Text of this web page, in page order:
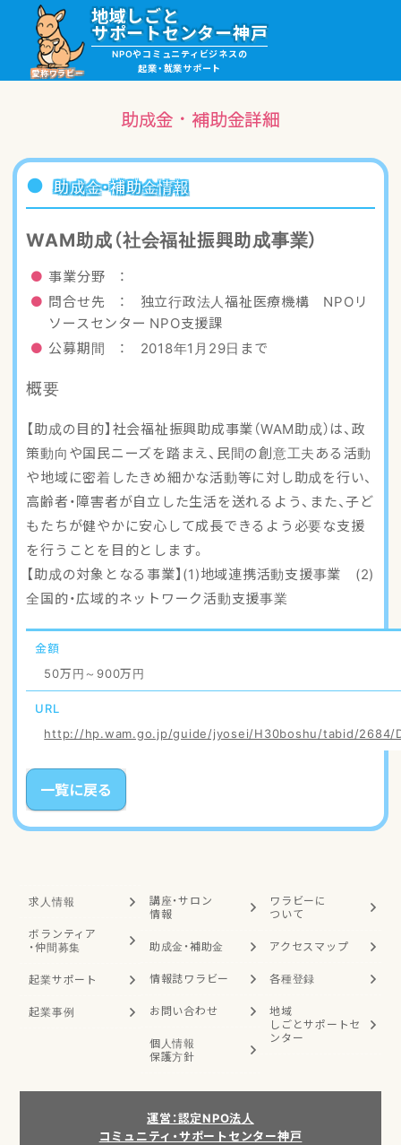
愛称ワラビー
地域しごと
サポートセンター神戸
NPOやコミュニティビジネスの
起業・就業サポート
就職・ボランティア情報
助成金・補助金情報
ご登録・お問い合わせ
助成金・補助金詳細
助成金・補助金情報
WAM助成（社会福祉振興助成事業）
事業分野 ：
問合せ先 ： 独立行政法人福祉医療機構 NPOリ
ソースセンター NPO支援課
公募期間 ： 2018年1月29日まで
概要
【助成の目的】社会福祉振興助成事業（WAM助成）は、政
策動向や国民ニーズを踏まえ、民間の創意工夫ある活動
や地域に密着したきめ細かな活動等に対し助成を行い、
高齢者・障害者が自立した生活を送れるよう、また、子ど
もたちが健やかに安心して成長できるよう必要な支援
を行うことを目的とします。
【助成の対象となる事業】(1)地域連携活動支援事業 (2)
全国的・広域的ネットワーク活動支援事業
金額
50万円～900万円
URL
http://hp.wam.go.jp/guide/jyosei/H30boshu/tabid/2684/
一覧に戻る
求人情報
ボランティア
・仲間募集
起業サポート
起業事例
講座・サロン
情報
助成金・補助金
情報誌ワラビー
お問い合わせ
個人情報
保護方針
ワラビーに
ついて
アクセスマップ
各種登録
地域
しごとサポートセ
ンター
運営：認定NPO法人
コミュニティ・サポートセンター神戸